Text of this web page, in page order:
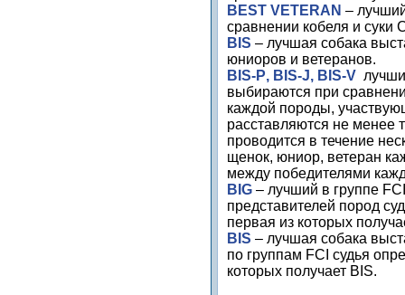
BEST VETERAN –
сравнении кобеля и суки
BIS – лучшая собака
юниоров и ветеранов.
BIS-P, BIS-J, BIS-V
выбираются при
каждой породы,
расставляются не менее
проводится в течение
щенок, юниор, ветеран
между победителями
BIG – лучший в группе FCI
представителей пород
первая из которых
BIS – лучшая собака
по группам FCI судья
которых получает BIS.